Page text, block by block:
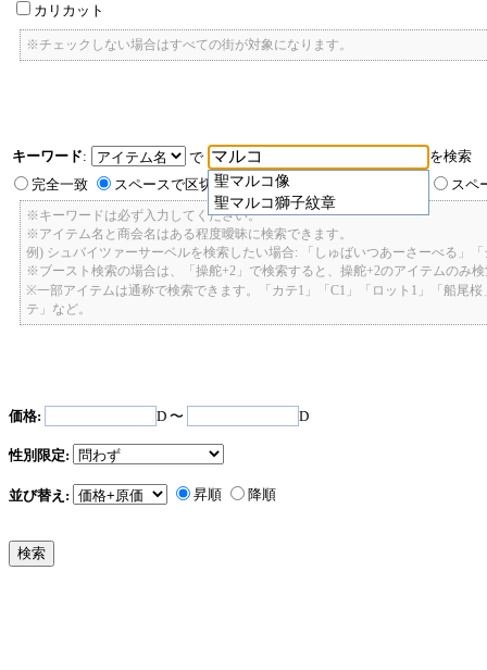
カリカット
※チェックしない場合はすべての街が対象になります。
キーワード:
で
聖マルコ像
聖マルコ獅子紋章
を検索
完全一致
スペースで区切ったキーワードのいずれかを含む スペ
※キーワードは必ず入力してください。
※アイテム名と商会名はある程度曖昧に検索できます。
例) シュバイツァーサーベルを検索したい場合: 「しゅばいつあーさーべる」
※ブースト検索の場合は、「操舵+2」で検索すると、操舵+2のアイテムのみ
※一部アイテムは通称で検索できます。「カテ1」「C1」「ロット1」「船尾
テ」など。
価格: D 〜 D
性別限定:
並び替え: 昇順 降順